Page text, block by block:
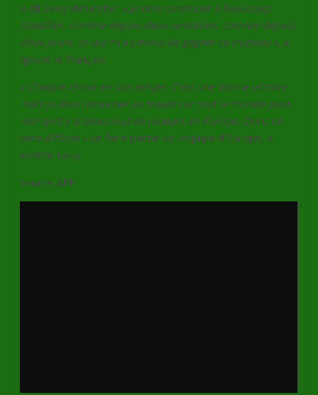
a dit Levy dimanche. « Je dois continuer à beaucoup
travailler, comme depuis deux semaines, comme depuis
deux jours, ce qui m’a permis de gagner ce trophée », a
ajouté le Français.
« Chaque chose en son temps. C’est une bonne victoire
mais je dois retourner au travail car tout le monde peut
voir qu’il y a beaucoup de joueurs en Europe. Donc ce
sera difficile » de faire partie de l’équipe d’Europe, a
estimé Levy.
Source AFP